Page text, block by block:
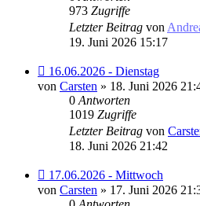
973 Zugriffe
Letzter Beitrag von
19. Juni 2026 15:17
Neuer
Beitrag
16.06.2026 - Dienstag
von Carsten » 18. Juni 2026
0 Antworten
1019 Zugriffe
Letzter Beitrag von
18. Juni 2026 21:42
Neuer
Beitrag
17.06.2026 - Mittwoch
von Carsten » 17. Juni 2026